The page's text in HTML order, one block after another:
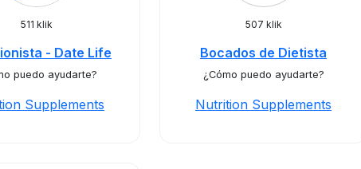
511 klik
- Date Life
puedo ayudarte?
Supplements
507 klik
Bocados de Dietista
¿Cómo puedo ayudarte?
Nutrition Supplements